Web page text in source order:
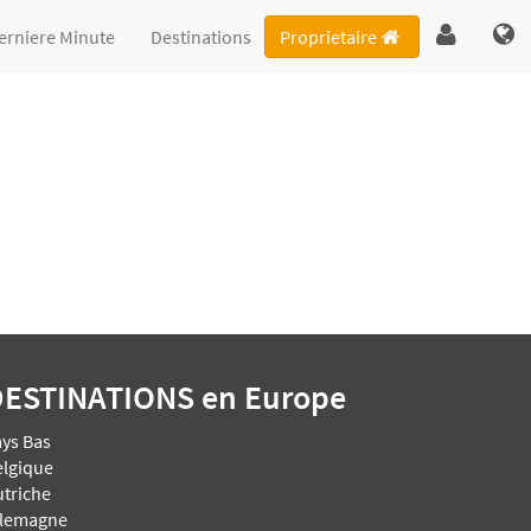
Proprietaire
Minute Destinations
en Europe
Bas